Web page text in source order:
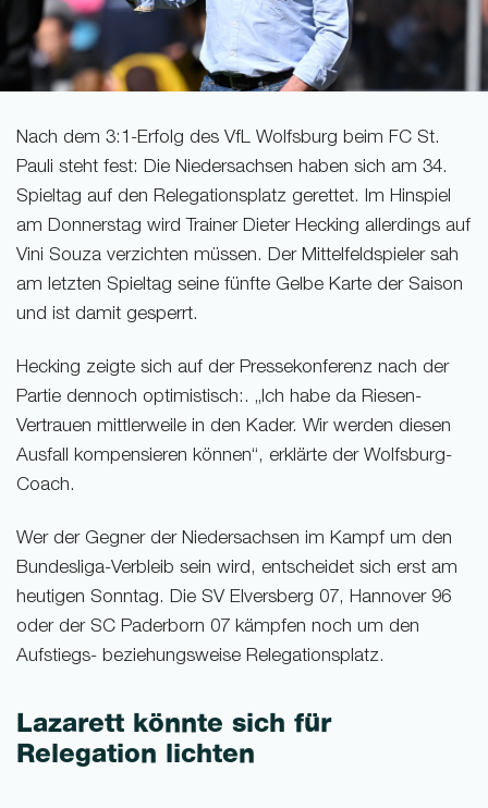
Nach dem 3:1-Erfolg des VfL Wolfsburg beim FC St.
Pauli steht fest: Die Niedersachsen haben sich am 34.
Spieltag auf den Relegationsplatz gerettet. Im Hinspiel
am Donnerstag wird Trainer Dieter Hecking allerdings auf
Vini Souza verzichten müssen. Der Mittelfeldspieler sah
am letzten Spieltag seine fünfte Gelbe Karte der Saison
und ist damit gesperrt.
Hecking zeigte sich auf der Pressekonferenz nach der
Partie dennoch optimistisch:. „Ich habe da Riesen-
Vertrauen mittlerweile in den Kader. Wir werden diesen
Ausfall kompensieren können“, erklärte der Wolfsburg-
Coach.
Wer der Gegner der Niedersachsen im Kampf um den
Bundesliga-Verbleib sein wird, entscheidet sich erst am
heutigen Sonntag. Die SV Elversberg 07, Hannover 96
oder der SC Paderborn 07 kämpfen noch um den
Aufstiegs- beziehungsweise Relegationsplatz.
Lazarett könnte sich für
Relegation lichten